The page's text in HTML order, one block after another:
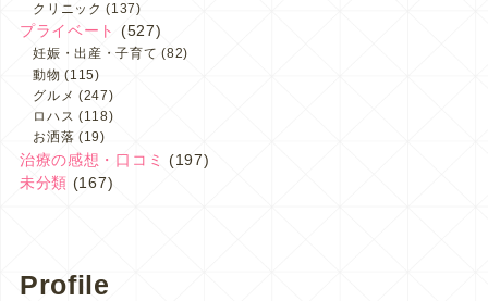
クリニック (137)
プライベート (527)
妊娠・出産・子育て (82)
動物 (115)
グルメ (247)
ロハス (118)
お洒落 (19)
治療の感想・口コミ
(197)
未分類 (167)
Profile